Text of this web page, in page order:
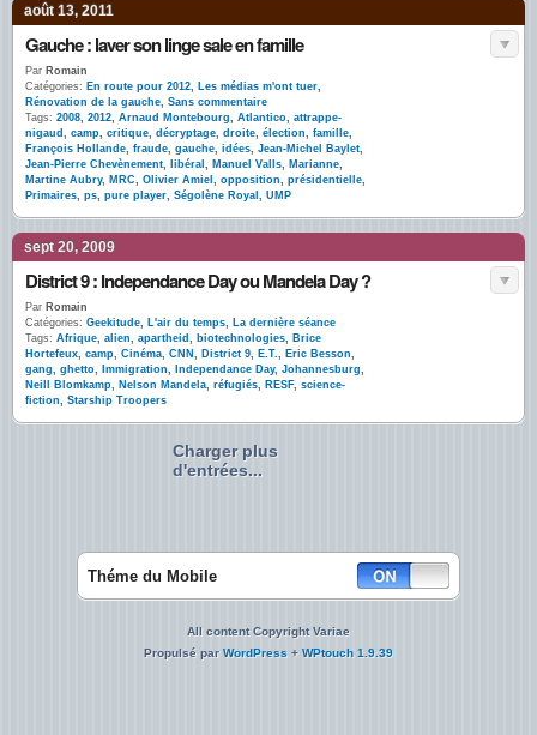
août 13, 2011
Gauche : laver son linge sale en famille
Par Romain
Catégories: En route pour 2012, Les médias m'ont tuer,
Rénovation de la gauche, Sans commentaire
Tags: 2008, 2012, Arnaud Montebourg, Atlantico, attrappe-
nigaud , camp, critique, décryptage, droite, élection, famille,
François Hollande, fraude, gauche, idées, Jean-Michel Baylet,
Jean-Pierre Chevènement, libéral , Manuel Valls, Marianne,
Martine Aubry, MRC, Olivier Amiel , opposition, présidentielle,
Primaires, ps, pure player, Ségolène Royal , UMP
sept 20, 2009
District 9 : Independance Day ou Mandela Day ?
Par Romain
Catégories: Geekitude, L'air du temps, La dernière séance
Tags: Afrique, alien, apartheid , biotechnologies, Brice
Hortefeux, camp, Cinéma, CNN , District 9, E.T., Eric Besson,
gang, ghetto, Immigration, Independance Day, Johannesburg,
Neill Blomkamp, Nelson Mandela, réfugiés, RESF, science-
fiction, Starship Troopers
Charger plus
d'entrées...
Théme du Mobile
All content Copyright Variae
Propulsé parWordPress + WPtouch 1.9.39